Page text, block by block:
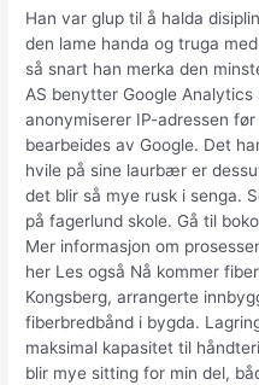
Han var glup til å halda
den lame handa og truga
så snart han merka den
AS benytter Google Analytics
anonymiserer IP-adressen
bearbeides av Google. Det
hvile på sine laurbær er
det blir så mye rusk i senga.
på fagerlund skole. Gå til
Mer informasjon om
her Les også Nå kommer
Kongsberg, arrangerte
fiberbredbånd i bygda.
maksimal kapasitet til
blir mye sitting for min del,